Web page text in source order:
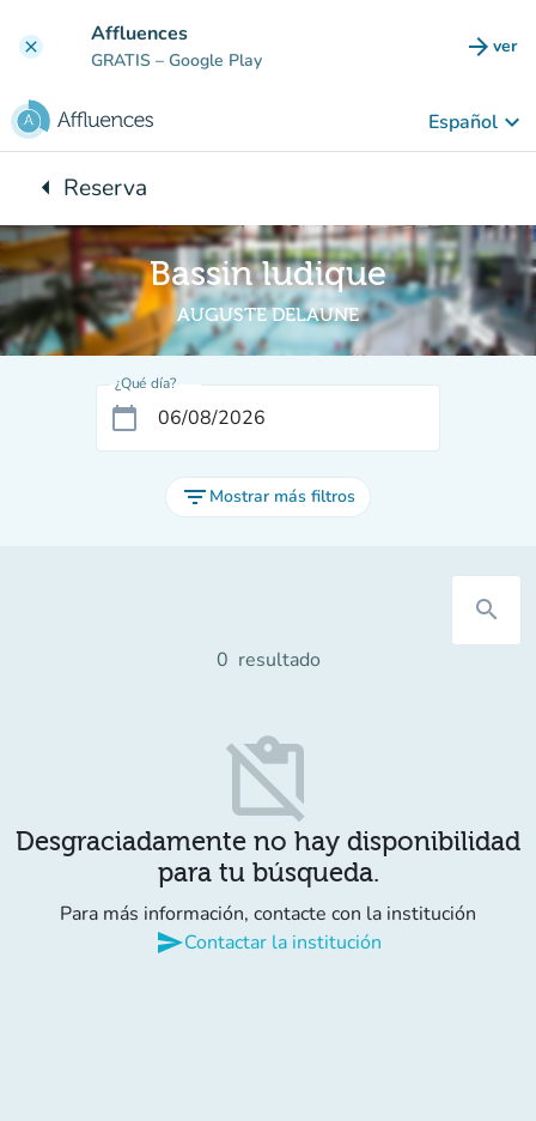
clear Affluences
GRATIS – Google Play arrow_forward ver
Español keyboard_arrow_down
arrow_leftVuelta:
Reserva
Bassin ludique
AUGUSTE DELAUNE
¿Qué día?
calendar_today
filter_list Mostrar más filtros
search
0 resultado
content_paste_off
Desgraciadamente no hay disponibilidad
para tu búsqueda.
Para más información, contacte con la institución
sendContactar la institución